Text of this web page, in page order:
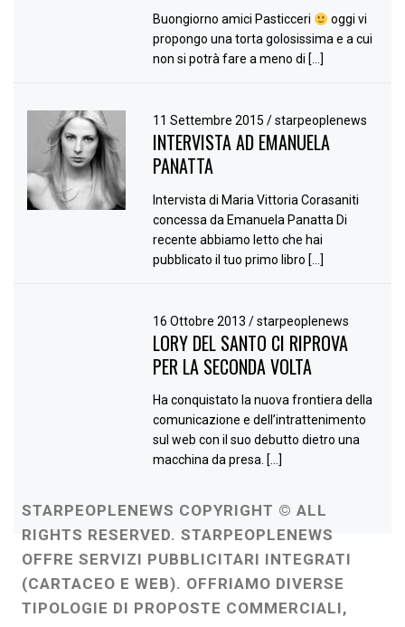
Buongiorno amici Pasticceri
oggi vi
propongo una torta golosissima e a cui
non si potrà fare a meno di […]
11 Settembre 2015/ starpeoplenews
INTERVISTA AD EMANUELA
PANATTA
Intervista di Maria Vittoria Corasaniti
concessa da Emanuela Panatta Di
recente abbiamo letto che hai
pubblicato il tuo primo libro […]
16 Ottobre 2013/ starpeoplenews
LORY DEL SANTO CI RIPROVA
PER LA SECONDA VOLTA
Ha conquistato la nuova frontiera della
comunicazione e dell’intrattenimento
sul web con il suo debutto dietro una
macchina da presa. […]
STARPEOPLENEWS COPYRIGHT © ALL
RIGHTS RESERVED. STARPEOPLENEWS
OFFRE SERVIZI PUBBLICITARI INTEGRATI
(CARTACEO E WEB). OFFRIAMO DIVERSE
TIPOLOGIE DI PROPOSTE COMMERCIALI,